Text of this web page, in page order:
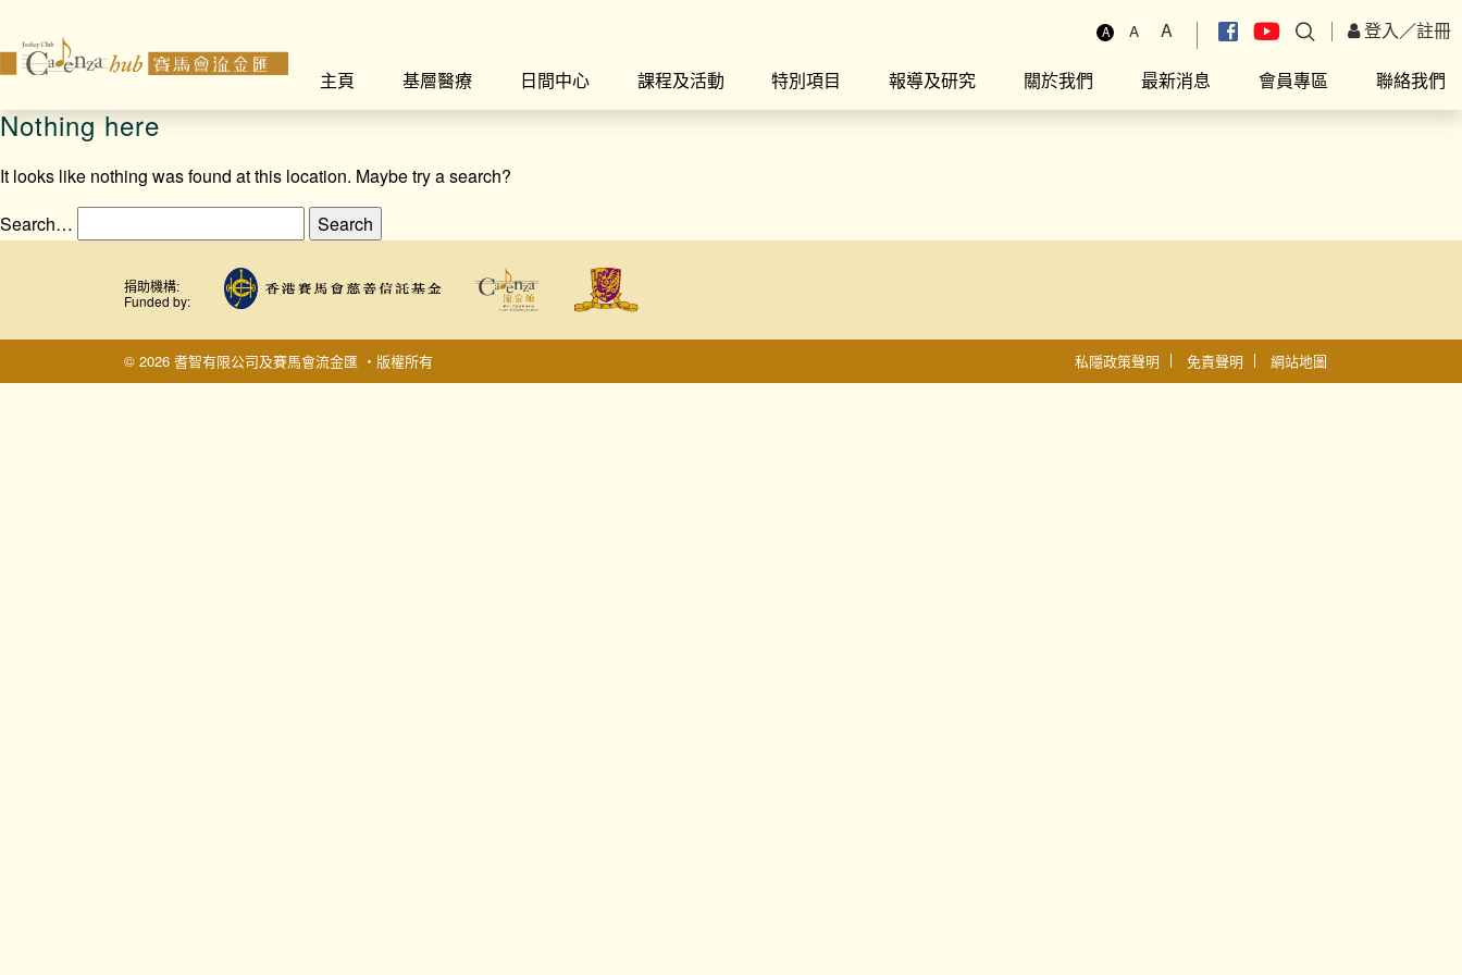
A A A 登入／註冊
主頁
基層醫療 日間中心 課程及活動 特別項目 報導及研究 關於我們 最新消息 會員專區 聯絡我們
Nothing here
It looks like nothing was found at this location. Maybe try a search?
Search…
捐助機構:
Funded by:
© 2026 耆智有限公司及賽馬會流金匯 ‧版權所有 私隱政策聲明 免責聲明 網站地圖